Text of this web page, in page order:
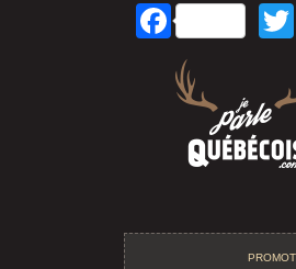
Aller au contenu principal